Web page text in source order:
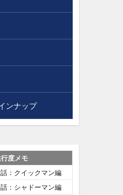
ンナップ
度メモ
：クイックマン編
：シャドーマン編